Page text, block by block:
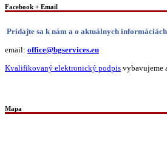
Facebook + Email
Pridajte sa k nám a o aktuálnych
email: office@bgservices.eu
Kvalifikovaný elektronický podpis vybavujeme
Mapa